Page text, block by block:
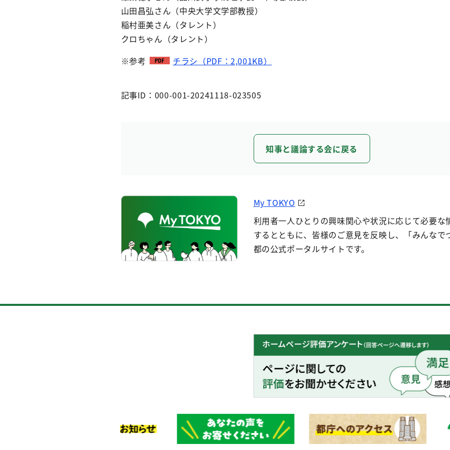
山田昌弘さん（中央大学文学部教授）
稲村亜美さん（タレント）
クロちゃん（タレント）
※参考
チラシ（PDF：2,001KB）
記事ID：000-001-20241118-023505
知事と議論する会に戻る
My TOKYO
利用者一人ひとりの興味関心や状況に応じて必要な
するとともに、皆様のご意見を反映し、「みんなで
都の公式ポータルサイトです。